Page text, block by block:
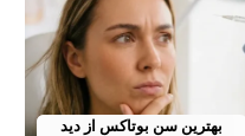
بهترین سن بوتاکس از دید